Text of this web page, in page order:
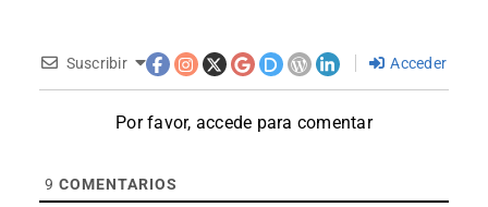
Suscribir Acceder
Por favor, accede para comentar
9 COMENTARIOS